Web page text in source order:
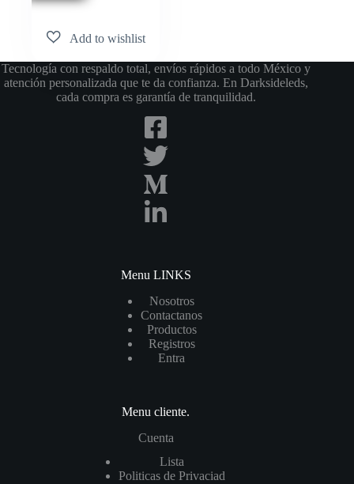
Tecnología con respaldo total, envíos rápidos a todo México y
atención personalizada que te da confianza. En Darksideleds,
cada compra es garantía de tranquilidad.
Menu LINKS
Nosotros
Contactanos
Productos
Registros
Entra
Menu cliente.
Cuenta
Lista
Politicas de Privaciad